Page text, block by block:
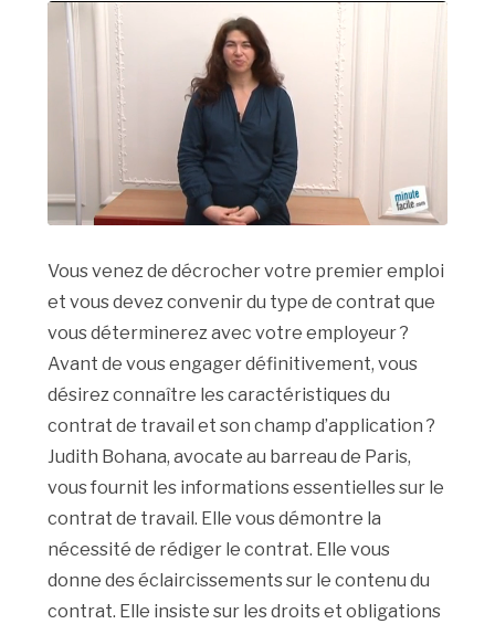
Vous venez de décrocher votre premier emploi
et vous devez convenir du type de contrat que
vous déterminerez avec votre employeur ?
Avant de vous engager définitivement, vous
désirez connaître les caractéristiques du
contrat de travail et son champ d’application ?
Judith Bohana, avocate au barreau de Paris,
vous fournit les informations essentielles sur le
contrat de travail. Elle vous démontre la
nécessité de rédiger le contrat. Elle vous
donne des éclaircissements sur le contenu du
contrat. Elle insiste sur les droits et obligations